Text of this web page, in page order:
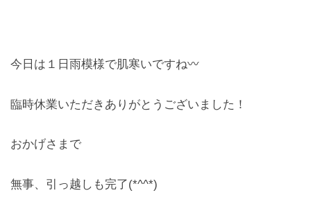
サービス
Service
フレーム
Lens
今日は１日雨模様で肌寒いですね〰
臨時休業いただきありがとうございました！
おかげさまで
無事、引っ越しも完了(*^^*)